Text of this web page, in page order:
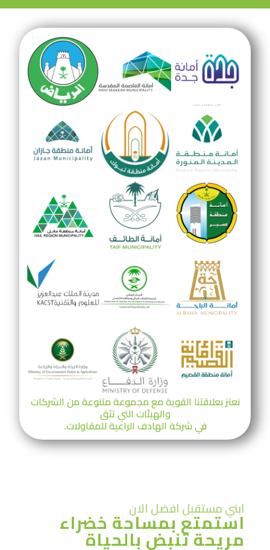
نعتز بعلاقتنا القوية مع مجموعة متنوعة من الشركات
والهيئات التي تثق
في شركة الهادف الراعية للمقاولات.
ابني مستقبل افضل الان
استمتع بمساحة خضراء
مريحة تنبض بالحياة